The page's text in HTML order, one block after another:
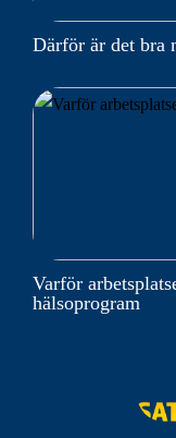
Därför är det bra
Varför
hälsoprogram